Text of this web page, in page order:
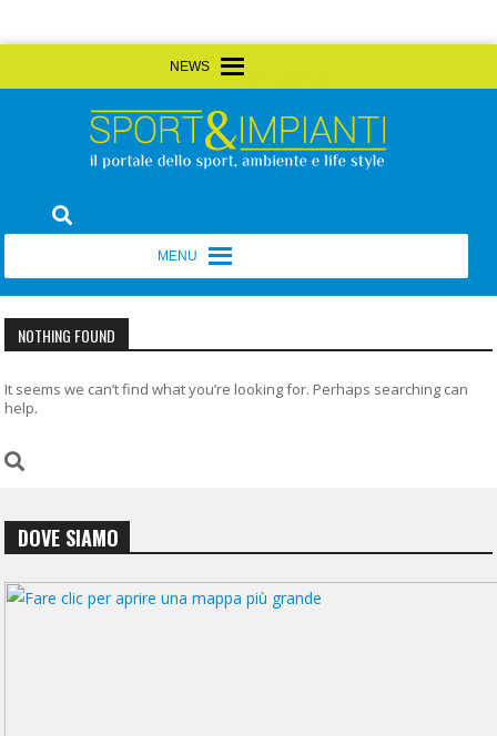
to
Sport&Impianti
NOTHING FOUND
It seems we can’t find what you’re looking for. Perhaps searching can
help.
DOVE SIAMO